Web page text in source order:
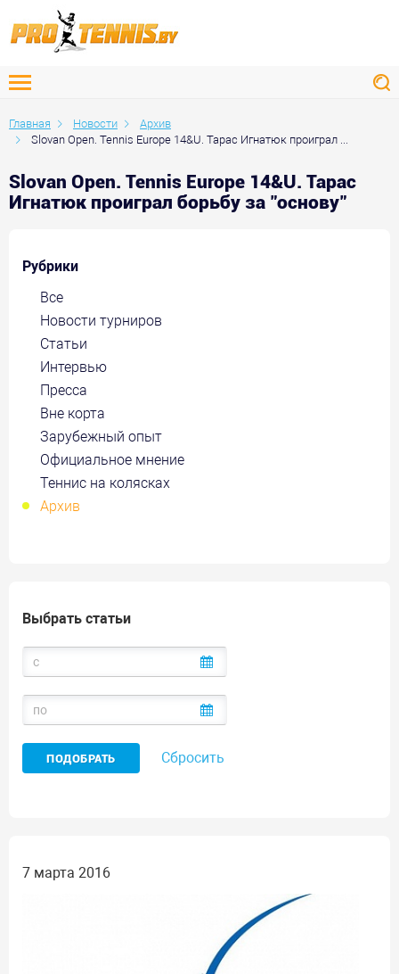
Главная Новости
Архив
Slovan Open. Tennis Europe 14&U. Тарас Игнатюк проиграл ...
Slovan Open. Tennis Europe 14&U. Тарас
Игнатюк проиграл борьбу за "основу"
Рубрики
Все
Новости турниров
Статьи
Интервью
Пресса
Вне корта
Зарубежный опыт
Официальное мнение
Теннис на колясках
Архив
Выбрать статьи
Сбросить
7 марта 2016